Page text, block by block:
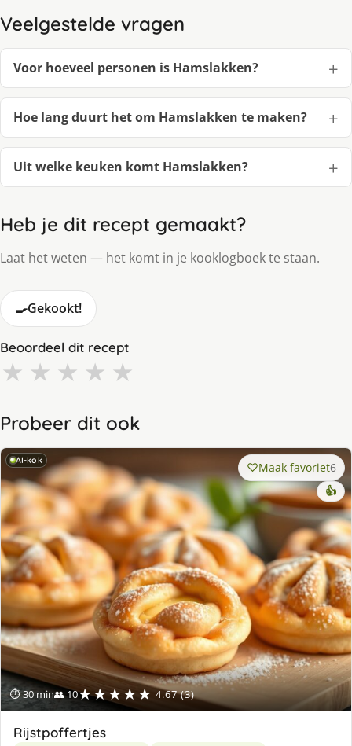
Veelgestelde vragen
Voor hoeveel personen is Hamslakken?
Hoe lang duurt het om Hamslakken te maken?
Uit welke keuken komt Hamslakken?
Heb je dit recept gemaakt?
Laat het weten — het komt in je kooklogboek te staan.
🍳Gekookt!
Beoordeel dit recept
★ ★ ★ ★ ★
Probeer dit ook
AI-kok
⏱ 30 min👥 10★★★★★ 4.67 (3)
Maak favoriet6
👍
Rijstpoffertjes